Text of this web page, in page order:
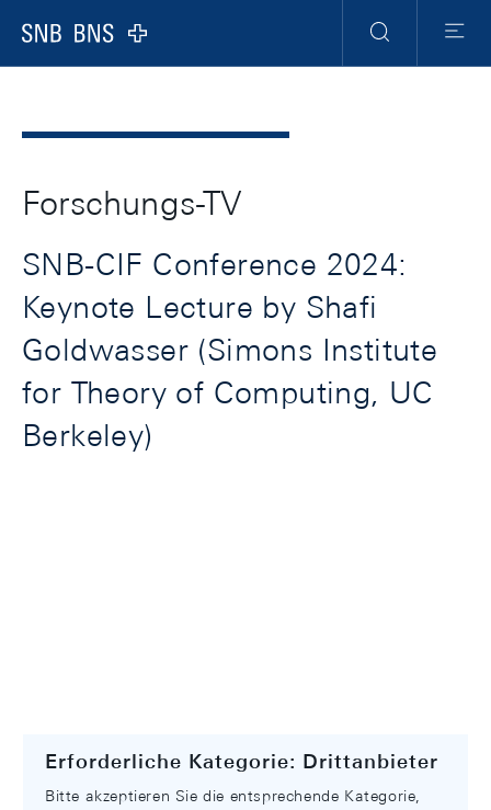
Logo
Navigation
Suche Menu
Forschungs-TV
SNB-CIF Conference 2024:
Keynote Lecture by Shafi
Goldwasser (Simons Institute
for Theory of Computing, UC
Berkeley)
Erforderliche Kategorie: Drittanbieter
Bitte akzeptieren Sie die entsprechende Kategorie,